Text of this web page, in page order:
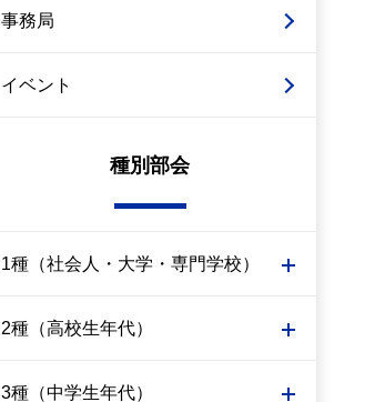
事務局
イベント
種別部会
1種（社会人・大学・専門学校）
2種（高校生年代）
3種（中学生年代）